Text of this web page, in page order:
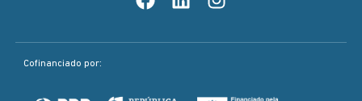
Cofinanciado por: